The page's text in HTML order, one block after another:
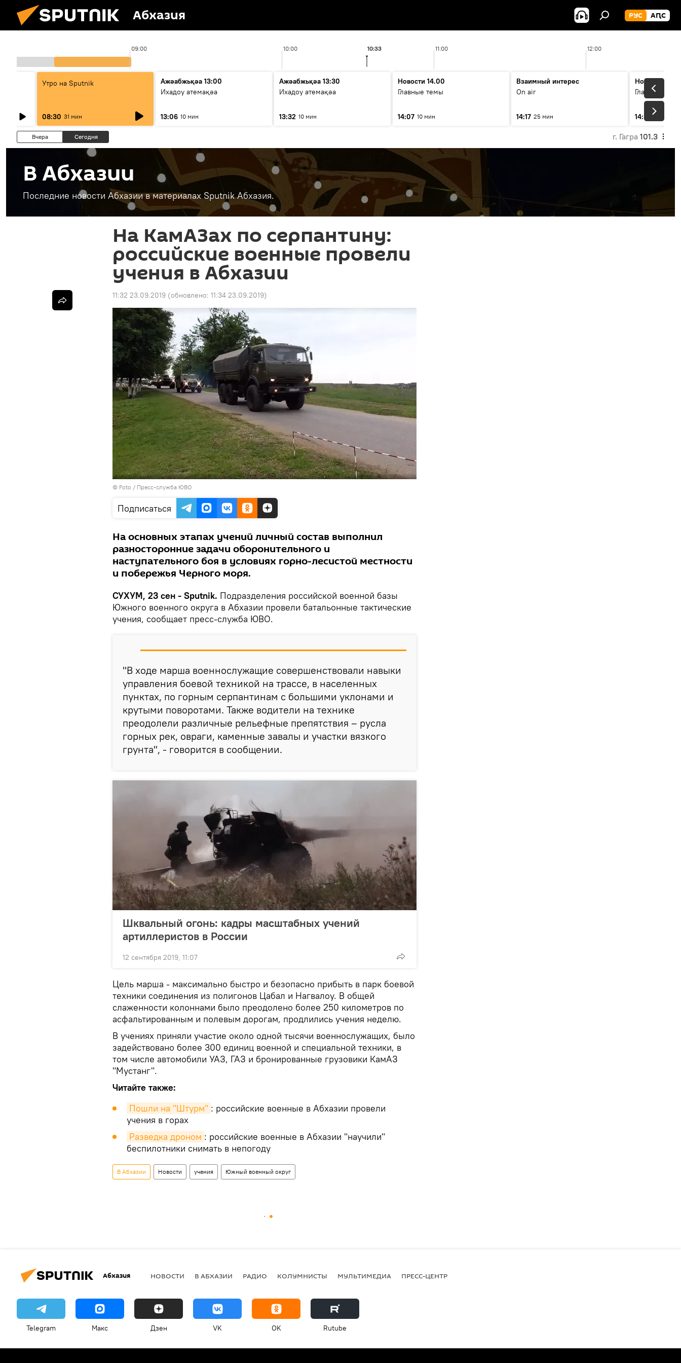
Абхазия РУС АԤС
09:00 10:00 11:00 12:00
10:33
Утро на Sputnik
08:30 31 мин
Ажәабжьқәа 13:00
Ихадоу атемақәа
13:06 10 мин
Ажәабжьқәа 13:30
Ихадоу атемақәа
13:32 10 мин
Новости 14.00
Главные темы
14:07 10 мин
Взаимный интерес
On air
14:17 25 мин
Новости 14.30
Главные темы
14:33
Вчера Сегодня г. Гагра 101.3
В Абхазии
Последние новости Абхазии в материалах Sputnik Абхазия.
На КамАЗах по серпантину:
российские военные провели
учения в Абхазии
11:32 23.09.2019 (обновлено: 11:34 23.09.2019)
© Foto / Пресс-служба ЮВО
Подписаться
На основных этапах учений личный состав выполнил
разносторонние задачи оборонительного и
наступательного боя в условиях горно-лесистой местности
и побережья Черного моря.
СУХУМ, 23 сен - Sputnik. Подразделения российской военной базы
Южного военного округа в Абхазии провели батальонные тактические
учения, сообщает пресс-служба ЮВО.
"В ходе марша военнослужащие совершенствовали навыки
управления боевой техникой на трассе, в населенных
пунктах, по горным серпантинам с большими уклонами и
крутыми поворотами. Также водители на технике
преодолели различные рельефные препятствия – русла
горных рек, овраги, каменные завалы и участки вязкого
грунта", - говорится в сообщении.
Шквальный огонь: кадры масштабных учений
артиллеристов в России
12 сентября 2019, 11:07
Цель марша - максимально быстро и безопасно прибыть в парк боевой
техники соединения из полигонов Цабал и Нагвалоу. В общей
слаженности колоннами было преодолено более 250 километров по
асфальтированным и полевым дорогам, продлились учения неделю.
В учениях приняли участие около одной тысячи военнослужащих, было
задействовано более 300 единиц военной и специальной техники, в
том числе автомобили УАЗ, ГАЗ и бронированные грузовики КамАЗ
"Мустанг".
Читайте также:
Пошли на "Штурм" : российские военные в Абхазии провели
учения в горах
Разведка дроном : российские военные в Абхазии "научили"
беспилотники снимать в непогоду
В Абхазии Новости учения Южный военный округ
Абхазия НОВОСТИ В АБХАЗИИ РАДИО КОЛУМНИСТЫ МУЛЬТИМЕДИА ПРЕСС-ЦЕНТР
Telegram Макс Дзен VK OK Rutube